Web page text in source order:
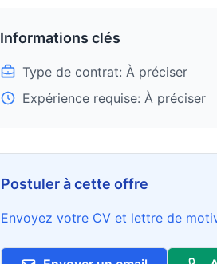
Informations clés
Type de contrat: À préciser
Expérience requise: À préciser
Postuler à cette offre
Envoyez votre CV et lettre de